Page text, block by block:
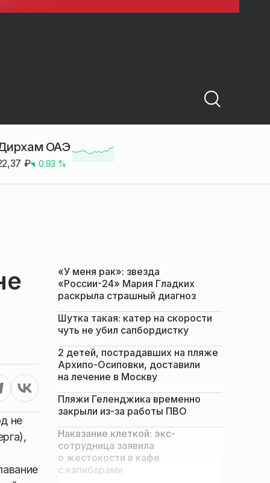
ОАЭ
₽ 0.93 %
не
«У меня рак»: звезда
«России-24» Мария Гладких
раскрыла страшный диагноз
Шутка такая: катер на скорости
чуть не убил сапбордистку
2 детей, пострадавших на пляже
Архипо-Осиповки, доставили
на лечение в Москву
Пляжи Геленджика временно
закрыли из-за работы ПВО
Наказание клеткой: экс-
сотрудница заявила
о жестокости в кафе
с капибарами